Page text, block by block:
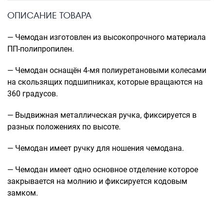
Рюкзаки школьные
Ранцы школьные
Рюкзаки туристические
Рюкзаки для охоты-рыбалки
Кейсы и планшеты
Планшеты
Аксессуары
Чехлы для чемоданов
ОПИСАНИЕ ТОВАРА
— Чемодан изготовлен из высокопрочного материала
ПП-полипропилен.
— Чемодан оснащён 4-мя полиуретановыми колесами
на скользящих подшипниках, которые вращаются на
360 градусов.
— Выдвижная металлическая ручка, фиксируется в
разных положениях по высоте.
— Чемодан имеет ручку для ношения чемодана.
— Чемодан имеет одно основное отделение которое
закрывается на молнию и фиксируется кодовым
замком.